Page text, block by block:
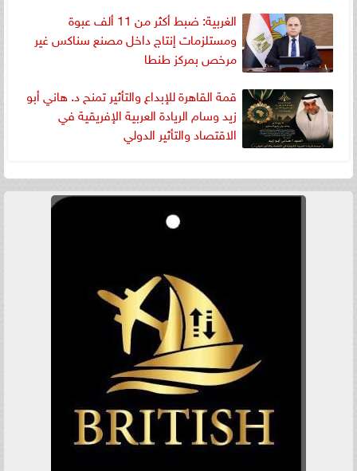
الغربية: ضبط أكثر من 11 ألف عبوة
ومستلزمات إنتاج داخل مصنع سناكس غير
مرخص بمركز طنطا
قمة القاهرة للإبداع والتأثير تمنح د. هاني أبو
زيد وسام الريادة العربية الإفريقية في
الاقتصاد والتأثير الدولي